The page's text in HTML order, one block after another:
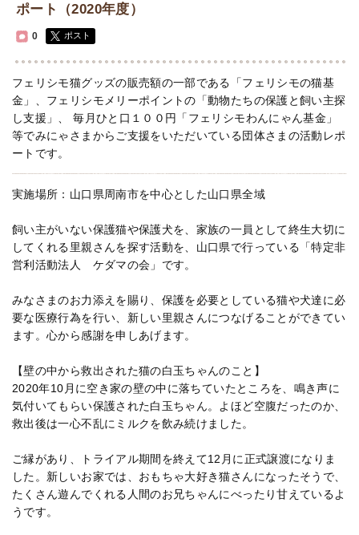
ポート（2020年度）
0 ポスト
フェリシモ猫グッズの販売額の一部である「フェリシモの猫基
金」、フェリシモメリーポイントの「動物たちの保護と飼い主探
し支援」、 毎月ひと口１００円「フェリシモわんにゃん基金」
等でみにゃさまからご支援をいただいている団体さまの活動レポ
ートです。
実施場所：山口県周南市を中心とした山口県全域
飼い主がいない保護猫や保護犬を、家族の一員として終生大切に
してくれる里親さんを探す活動を、山口県で行っている「特定非
営利活動法人 ケダマの会」です。
みなさまのお力添えを賜り、保護を必要としている猫や犬達に必
要な医療行為を行い、新しい里親さんにつなげることができてい
ます。心から感謝を申しあげます。
【壁の中から救出された猫の白玉ちゃんのこと】
2020年10月に空き家の壁の中に落ちていたところを、鳴き声に
気付いてもらい保護された白玉ちゃん。よほど空腹だったのか、
救出後は一心不乱にミルクを飲み続けました。
ご縁があり、トライアル期間を終えて12月に正式譲渡になりま
した。新しいお家では、おもちゃ大好き猫さんになったそうで、
たくさん遊んでくれる人間のお兄ちゃんにべったり甘えているよ
うです。